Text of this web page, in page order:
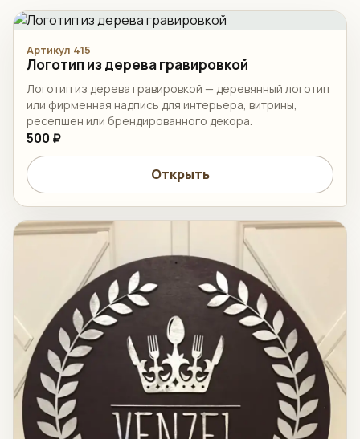
Артикул 415
Логотип из дерева гравировкой
Логотип из дерева гравировкой — деревянный логотип
или фирменная надпись для интерьера, витрины,
ресепшен или брендированного декора.
500 ₽
Открыть